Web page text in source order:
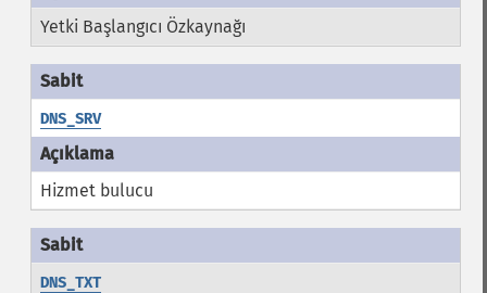
Yetki Başlangıcı Özkaynağı
DNS_SRV
Hizmet bulucu
DNS_TXT